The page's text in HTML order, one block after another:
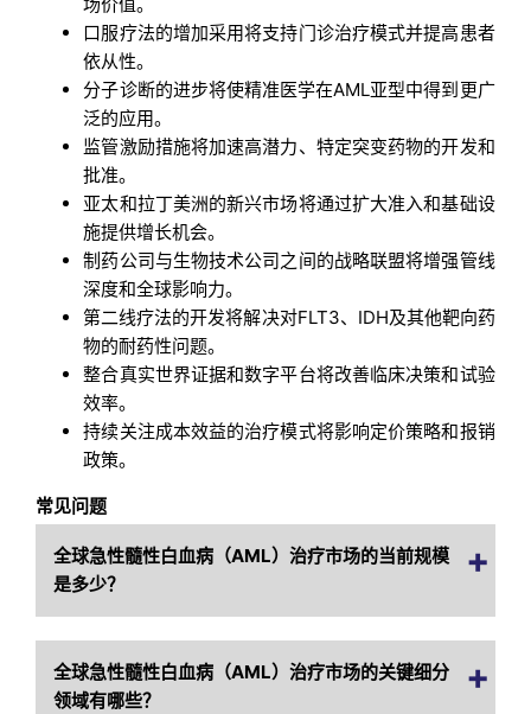
口服疗法的增加采用将支持门诊治疗模式并提高患者
依从性。
分子诊断的进步将使精准医学在AML亚型中得到更广
泛的应用。
监管激励措施将加速高潜力、特定突变药物的开发和
批准。
亚太和拉丁美洲的新兴市场将通过扩大准入和基础设
施提供增长机会。
制药公司与生物技术公司之间的战略联盟将增强管线
深度和全球影响力。
第二线疗法的开发将解决对FLT3、IDH及其他靶向药
物的耐药性问题。
整合真实世界证据和数字平台将改善临床决策和试验
效率。
持续关注成本效益的治疗模式将影响定价策略和报销
政策。
常见问题
全球急性髓性白血病（AML）治疗市场的当前规模
是多少？
全球急性髓性白血病（AML）治疗市场的关键细分
领域有哪些？